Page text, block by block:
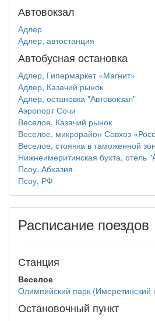
Автовокзал
Адлер
Адлер, автостанция
Автобусная остановка
Адлер, Гипермаркет «Магнит»
Адлер, Казачий рынок
Адлер, остановка "Автовокзал"
Аэропорт Сочи
Веселое, Казачий рынок
Веселое, микрорайон Совхоз
Веселое, стоянка в таможенной
Нижнеимеритинская бухта, отель
Псоу, Абхазия
Псоу, РФ
Расписание поездов
Станция
Веселое
Олимпийский парк (Имеретинский
Остановочный пункт